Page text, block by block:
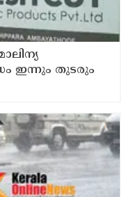
ഇന്നും തുടരും